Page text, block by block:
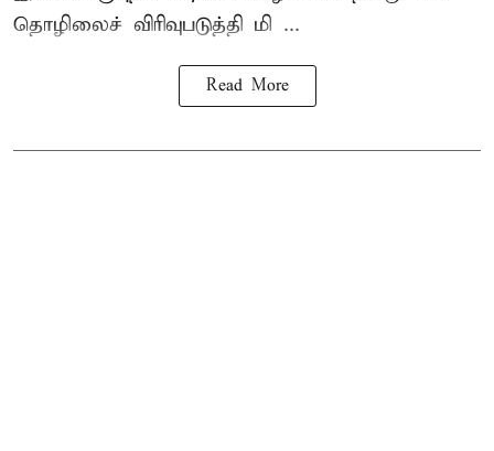
தொழிலைச் விரிவுபடுத்தி மி ...
Read More